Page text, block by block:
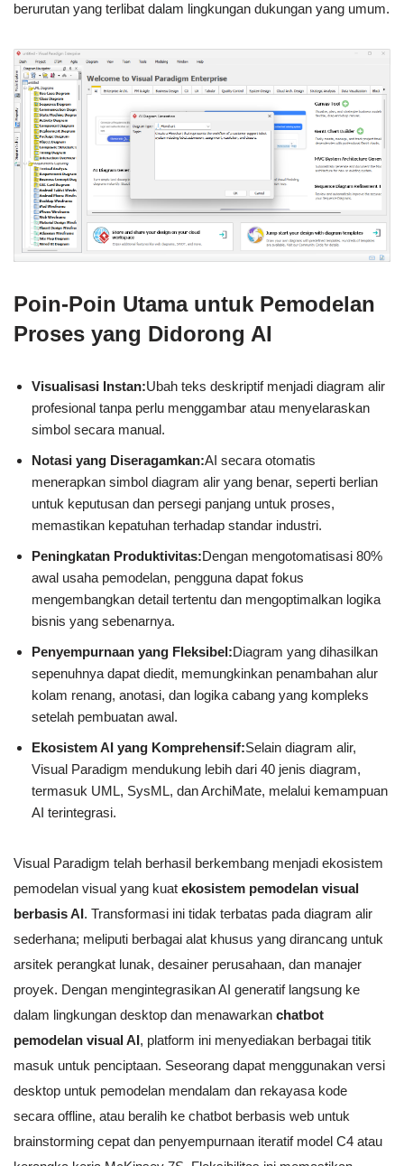
berurutan yang terlibat dalam lingkungan dukungan yang umum.
Poin-Poin Utama untuk Pemodelan
Proses yang Didorong AI
Visualisasi Instan:Ubah teks deskriptif menjadi diagram alir
profesional tanpa perlu menggambar atau menyelaraskan
simbol secara manual.
Notasi yang Diseragamkan:AI secara otomatis
menerapkan simbol diagram alir yang benar, seperti berlian
untuk keputusan dan persegi panjang untuk proses,
memastikan kepatuhan terhadap standar industri.
Peningkatan Produktivitas:Dengan mengotomatisasi 80%
awal usaha pemodelan, pengguna dapat fokus
mengembangkan detail tertentu dan mengoptimalkan logika
bisnis yang sebenarnya.
Penyempurnaan yang Fleksibel:Diagram yang dihasilkan
sepenuhnya dapat diedit, memungkinkan penambahan alur
kolam renang, anotasi, dan logika cabang yang kompleks
setelah pembuatan awal.
Ekosistem AI yang Komprehensif:Selain diagram alir,
Visual Paradigm mendukung lebih dari 40 jenis diagram,
termasuk UML, SysML, dan ArchiMate, melalui kemampuan
AI terintegrasi.
Visual Paradigm telah berhasil berkembang menjadi ekosistem
pemodelan visual yang kuat ekosistem pemodelan visual
berbasis AI. Transformasi ini tidak terbatas pada diagram alir
sederhana; meliputi berbagai alat khusus yang dirancang untuk
arsitek perangkat lunak, desainer perusahaan, dan manajer
proyek. Dengan mengintegrasikan AI generatif langsung ke
dalam lingkungan desktop dan menawarkan chatbot
pemodelan visual AI, platform ini menyediakan berbagai titik
masuk untuk penciptaan. Seseorang dapat menggunakan versi
desktop untuk pemodelan mendalam dan rekayasa kode
secara offline, atau beralih ke chatbot berbasis web untuk
brainstorming cepat dan penyempurnaan iteratif model C4 atau